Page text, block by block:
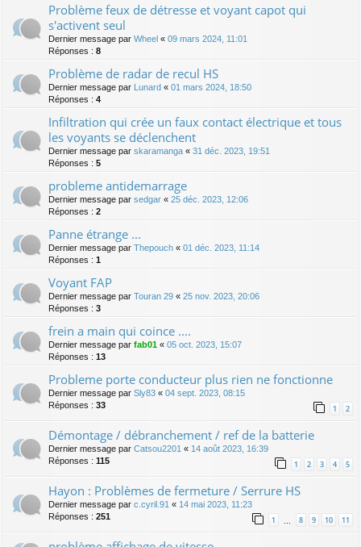
Problème feux de détresse et voyant capot qui
s'activent seul
Dernier message par Wheel « 09 mars 2024, 11:01
Réponses : 8
Problème de radar de recul HS
Dernier message par Lunard « 01 mars 2024, 18:50
Réponses : 4
Infiltration qui crée un faux contact électrique et tous
les voyants se déclenchent
Dernier message par skaramanga « 31 déc. 2023, 19:51
Réponses : 5
probleme antidemarrage
Dernier message par sedgar « 25 déc. 2023, 12:06
Réponses : 2
Panne étrange ...
Dernier message par Thepouch « 01 déc. 2023, 11:14
Réponses : 1
Voyant FAP
Dernier message par Touran 29 « 25 nov. 2023, 20:06
Réponses : 3
frein a main qui coince ....
Dernier message par fab01 « 05 oct. 2023, 15:07
Réponses : 13
Probleme porte conducteur plus rien ne fonctionne
Dernier message par Sly83 « 04 sept. 2023, 08:15
Réponses : 33 1 2
Démontage / débranchement / ref de la batterie
Dernier message par Catsou2201 « 14 août 2023, 16:39
Réponses : 115 1 2 3 4 5
Hayon : Problèmes de fermeture / Serrure HS
Dernier message par c.cyril.91 « 14 mai 2023, 11:23
Réponses : 251 1 8 9 10 11